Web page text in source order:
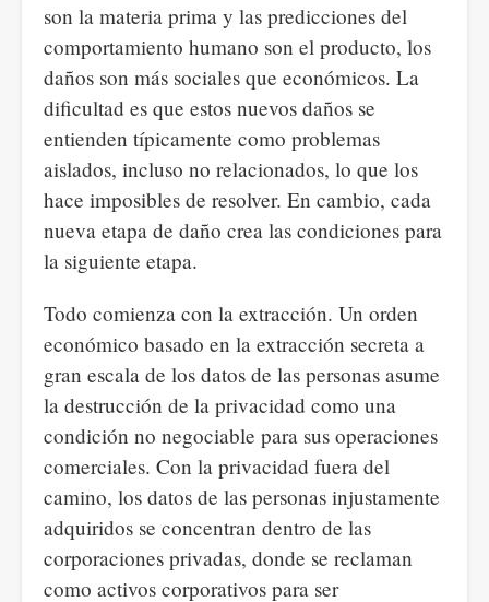
son la materia prima y las predicciones del
comportamiento humano son el producto, los
daños son más sociales que económicos. La
dificultad es que estos nuevos daños se
entienden típicamente como problemas
aislados, incluso no relacionados, lo que los
hace imposibles de resolver. En cambio, cada
nueva etapa de daño crea las condiciones para
la siguiente etapa.
Todo comienza con la extracción. Un orden
económico basado en la extracción secreta a
gran escala de los datos de las personas asume
la destrucción de la privacidad como una
condición no negociable para sus operaciones
comerciales. Con la privacidad fuera del
camino, los datos de las personas injustamente
adquiridos se concentran dentro de las
corporaciones privadas, donde se reclaman
como activos corporativos para ser